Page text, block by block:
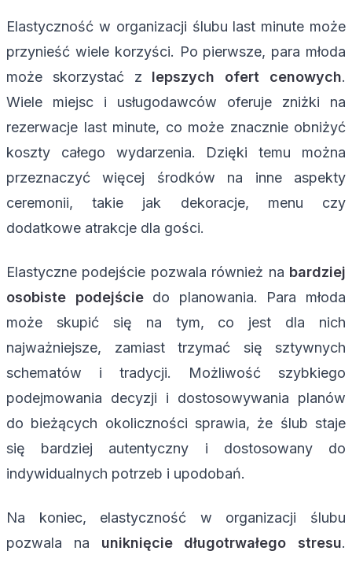
Elastyczność w organizacji ślubu last minute może
przynieść wiele korzyści. Po pierwsze, para młoda
może skorzystać z lepszych ofert cenowych.
Wiele miejsc i usługodawców oferuje zniżki na
rezerwacje last minute, co może znacznie obniżyć
koszty całego wydarzenia. Dzięki temu można
przeznaczyć więcej środków na inne aspekty
ceremonii, takie jak dekoracje, menu czy
dodatkowe atrakcje dla gości.
Elastyczne podejście pozwala również na bardziej
osobiste podejściedo planowania. Para młoda
może skupić się na tym, co jest dla nich
najważniejsze, zamiast trzymać się sztywnych
schematów i tradycji. Możliwość szybkiego
podejmowania decyzji i dostosowywania planów
do bieżących okoliczności sprawia, że ślub staje
się bardziej autentyczny i dostosowany do
indywidualnych potrzeb i upodobań.
Na koniec, elastyczność w organizacji ślubu
pozwala na uniknięcie długotrwałego stresu.